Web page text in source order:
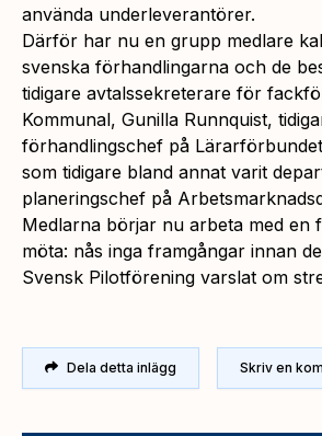
använda underleverantörer.
Därför har nu en grupp medlare
svenska förhandlingarna och de
tidigare avtalssekreterare för
Kommunal, Gunilla Runnquist,
förhandlingschef på
som tidigare bland annat varit
planeringschef på
Medlarna börjar nu arbeta med en
möta: nås inga framgångar innan
Svensk Pilotförening varslat om
Dela detta inlägg Skriv en